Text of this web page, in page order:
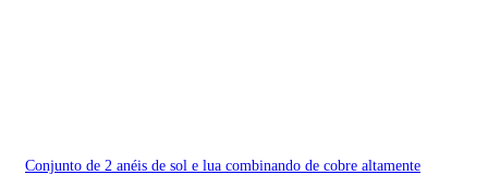
Conjunto de 2 anéis de sol e lua combinando de cobre altamente